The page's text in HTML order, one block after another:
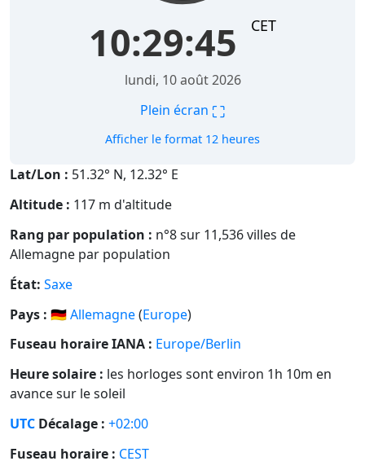
10:29:46 CET
lundi, 10 août 2026
Plein écran ⛶
Afficher le format 12 heures
Lat/Lon : 51.32° N, 12.32° E
Altitude : 117 m d'altitude
Rang par population : n°8 sur 11,536 villes de
Allemagne par population
État: Saxe
Pays : 🇩🇪Allemagne(Europe)
Fuseau horaire IANA : Europe/Berlin
Heure solaire : les horloges sont environ 1h 10m en
avance sur le soleil
UTC Décalage : +02:00
Fuseau horaire : CEST